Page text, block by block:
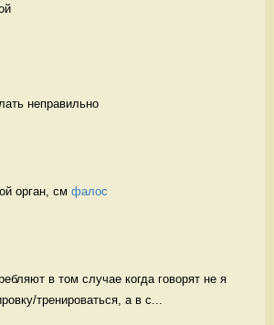
неправильно
орган, см фалос
в том случае когда говорят не я
тренироваться, а в с...